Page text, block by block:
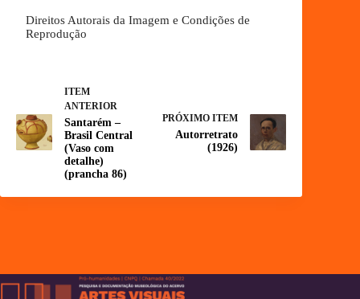
Direitos Autorais da Imagem e Condições de
Reprodução
ITEM
ANTERIOR
Santarém –
Brasil Central
(Vaso com
detalhe)
(prancha 86)
PRÓXIMO ITEM
Autorretrato
(1926)